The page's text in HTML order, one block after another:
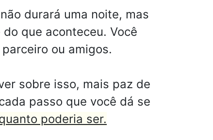
durará uma noite, mas
que aconteceu. Você
ou amigos.
sobre isso, mais paz de
passo que você dá se
poderia ser.